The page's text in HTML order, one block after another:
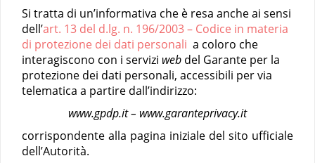
Si tratta di un’informativa che è resa anche ai sensi
dell’art. 13 del d.lg. n. 196/2003 – Codice in materia
di protezione dei dati personali a coloro che
interagiscono con i servizi web del Garante per la
protezione dei dati personali, accessibili per via
telematica a partire dall’indirizzo:
www.gpdp.it – www.garanteprivacy.it
corrispondente alla pagina iniziale del sito ufficiale
dell’Autorità.